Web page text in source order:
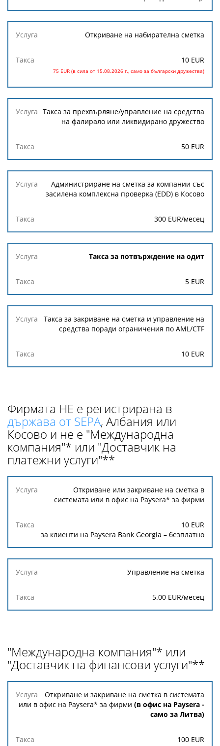
Откриване на набирателна сметка
10 EUR
75 EUR (в сила от 15.08.2026 г., само за български дружества)
Такса за прехвърляне/управление на средства
на фалирало или ликвидирано дружество
50 EUR
Администриране на сметка за компании със
засилена комплексна проверка (EDD) в Косово
300 EUR/месец
Такса за потвърждение на одит
5 EUR
Такса за закриване на сметка и управление на
средства поради ограничения по AML/CTF
10 EUR
Фирмата НЕ е регистрирана в
държава от SEPA, Албания или
Косово и не е "Международна
компания"* или "Доставчик на
платежни услуги"**
Услуга
Откриване или закриване на сметка в
системата или в офис на Paysera* за фирми
10 EUR
за клиенти на Paysera Bank Georgia – безплатно
Управление на сметка
5.00 EUR/месец
"Международна компания"* или
"Доставчик на финансови услуги"**
Услуга
Откриване и закриване на сметка в системата
или в офис на Paysera* за фирми (в офис на Paysera -
само за Литва)
100 EUR